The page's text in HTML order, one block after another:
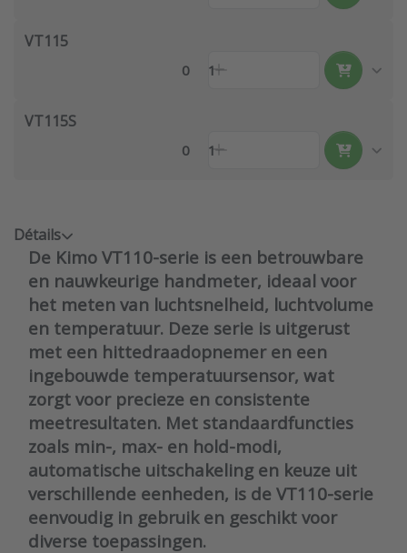
VT115
0 1
VT115S
0 1
Détails
De Kimo VT110-serie is een betrouwbare
en nauwkeurige handmeter, ideaal voor
het meten van luchtsnelheid, luchtvolume
en temperatuur. Deze serie is uitgerust
met een hittedraadopnemer en een
ingebouwde temperatuursensor, wat
zorgt voor precieze en consistente
meetresultaten. Met standaardfuncties
zoals min-, max- en hold-modi,
automatische uitschakeling en keuze uit
verschillende eenheden, is de VT110-serie
eenvoudig in gebruik en geschikt voor
diverse toepassingen.